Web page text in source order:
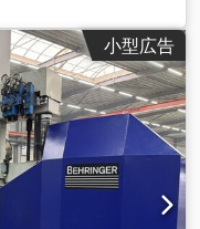
小型広告